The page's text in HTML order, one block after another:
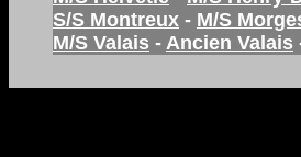
S/S Montreux - M/S
M/S Valais - Ancien Valais